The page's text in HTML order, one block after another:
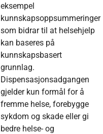
eksempel
kunnskapsoppsummeringer
som bidrar til at helsehjelp
kan baseres på
kunnskapsbasert
grunnlag.
Dispensasjonsadgangen
gjelder kun formål for å
fremme helse, forebygge
sykdom og skade eller gi
bedre helse- og